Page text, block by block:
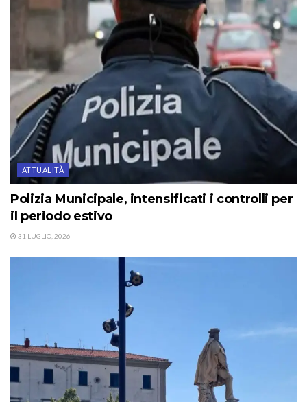
ATTUALITÀ
Polizia Municipale, intensificati i controlli per
il periodo estivo
31 LUGLIO, 2026